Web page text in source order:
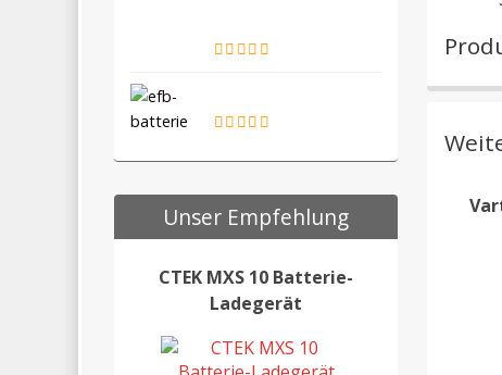
Unser Empfehlung
CTEK MXS 10 Batterie-
Ladegerät